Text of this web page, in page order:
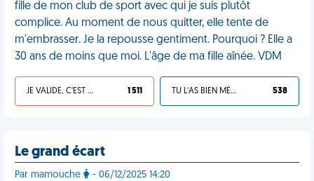
fille de mon club de sport avec qui je suis plutôt
complice. Au moment de nous quitter, elle tente de
m'embrasser. Je la repousse gentiment. Pourquoi ? Elle a
30 ans de moins que moi. L'âge de ma fille aînée. VDM
JE VALIDE, C'EST UNE VDM 1 511 TU L'AS BIEN MÉRITÉ 538
Le grand écart
Par mamouche - 06/12/2025 14:20